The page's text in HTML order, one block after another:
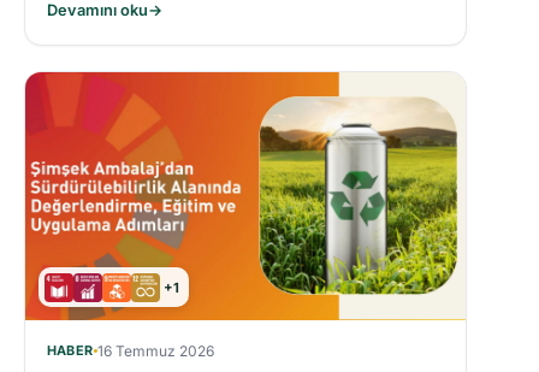
olan bağlılığını ortaya koydu.
Devamını oku→
+1
HABER 16 Temmuz 2026